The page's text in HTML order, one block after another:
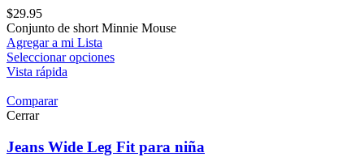
$29.95
Conjunto de short Minnie Mouse
Agregar a mi Lista
Seleccionar opciones
Vista rápida
Comparar
Cerrar
Jeans Wide Leg Fit para niña